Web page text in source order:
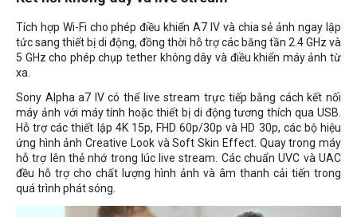
Tích hợp Wi-Fi cho phép điều khiển A7 IV và chia sẻ ảnh ngay lập
tức sang thiết bị di động, đồng thời hỗ trợ các băng tần 2.4 GHz và
5 GHz cho phép chụp tether không dây và điều khiển máy ảnh từ
xa.
Sony Alpha a7 IV có thể live stream trực tiếp bằng cách kết nối
máy ảnh với máy tính hoặc thiết bị di động tương thích qua USB.
Hỗ trợ các thiết lập 4K 15p, FHD 60p/30p và HD 30p, các bộ hiệu
ứng hình ảnh Creative Look và Soft Skin Effect. Quay trong máy
hỗ trợ lên thẻ nhớ trong lúc live stream. Các chuẩn UVC và UAC
đều hỗ trợ cho chất lượng hình ảnh và âm thanh cải tiến trong
quá trình phát sóng.